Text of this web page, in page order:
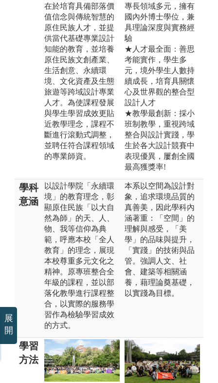
在於培育具備部落價
值信念與傳統智慧的
原住民族人才，並提
供當代基礎專業設計
知能的教育，並培養
原住民族文創產業、
生活創意、永續環
境、文化資產及生態
旅遊等跨域設計專業
人才。為使課程發展
與學生學習成效更貼
近教學理念，課程不
斷進行滾動式調整，
並聘任符合課程領域
的專業師資。
專長領域多元，擁有
國內外博士學位，兼
具理論深度與實務經
驗
★人才最全面：善思
考能實作，學生多
元，境外學生人數持
續成長，培育具關懷
心及世界觀的整合型
設計人才
★教學最創新：採小
班制教學，重視跨域
整合與設計實踐，學
生於各大設計競賽中
表現優異，屢創全國
最高獲獎率!
學科
意涵
以設計學院「永續環
境」的教育理念，彰
顯原住民族「以大自
然為師」的天、人、
物、我等信仰為典
範，呼應本校「全人
教育」的理念，展現
本校尊重多元文化之
精神。原專班整合全
年級的課程，並以部
落化教學進行課程整
合，以實際的服務學
習作為檢驗學習成效
的方式。
本系以空間為設計對
象，追求環境品質的
真善美，因此學科內
涵著重：「空間」的
理解與感受，「美
學」的品味與提升，
「實踐」的技術與品
管。強調人文、社
會、建築等相關涵
養，藉理論奠基礎，
以實踐為目標。
學習
方法
展
開